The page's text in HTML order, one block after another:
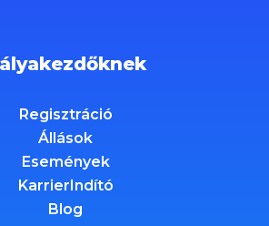
Regisztráció
Állások
Események
KarrierIndító
Blog